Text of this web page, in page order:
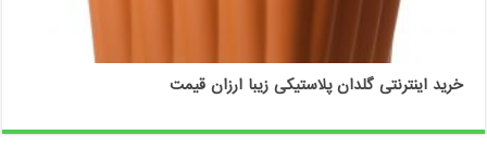
خرید اینترنتی گلدان پلاستیکی زیبا ارزان قیمت